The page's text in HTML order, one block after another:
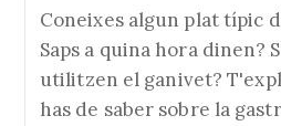
Coneixes algun plat típic
Saps a quina hora dinen?
utilitzen el ganivet?
has de saber sobre la